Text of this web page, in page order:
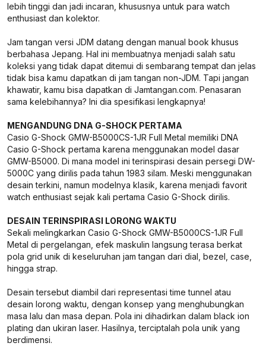
lebih tinggi dan jadi incaran, khususnya untuk para watch
enthusiast dan kolektor.
Jam tangan versi JDM datang dengan manual book khusus
berbahasa Jepang. Hal ini membuatnya menjadi salah satu
koleksi yang tidak dapat ditemui di sembarang tempat dan jelas
tidak bisa kamu dapatkan di jam tangan non-JDM. Tapi jangan
khawatir, kamu bisa dapatkan di Jamtangan.com. Penasaran
sama kelebihannya? Ini dia spesifikasi lengkapnya!
MENGANDUNG DNA G-SHOCK PERTAMA
Casio G-Shock GMW-B5000CS-1JR Full Metal memiliki DNA
Casio G-Shock pertama karena menggunakan model dasar
GMW-B5000. Di mana model ini terinspirasi desain persegi DW-
5000C yang dirilis pada tahun 1983 silam. Meski menggunakan
desain terkini, namun modelnya klasik, karena menjadi favorit
watch enthusiast sejak kali pertama Casio G-Shock dirilis.
DESAIN TERINSPIRASI LORONG WAKTU
Sekali melingkarkan Casio G-Shock GMW-B5000CS-1JR Full
Metal di pergelangan, efek maskulin langsung terasa berkat
pola grid unik di keseluruhan jam tangan dari dial, bezel, case,
hingga strap.
Desain tersebut diambil dari representasi time tunnel atau
desain lorong waktu, dengan konsep yang menghubungkan
masa lalu dan masa depan. Pola ini dihadirkan dalam black ion
plating dan ukiran laser. Hasilnya, terciptalah pola unik yang
berdimensi.